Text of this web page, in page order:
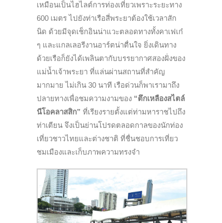
เหมือนเป็นไฮไลต์การท่องเที่ยวเพราะระยะทาง
600 เมตร ไปยังท่าเรือสี่พระยาต้องใช้เวลาสัก
นิด ด้วยมีจุดเช็กอินน่าแวะตลอดทางทั้งคาเฟเก๋
ๆ และแกลเลอรีงานอาร์ตน่าตื่นใจ ยิ่งเดินทาง
ด้วยเรือก็ยังได้เพลินตากับบรรยากาศสองฝั่งของ
แม่น้ำเจ้าพระยา ที่แล่นผ่านสถานที่สำคัญ
มากมาย ไม่เกิน 30 นาที เรือด่วนก็พาเรามาถึง
ปลายทางเพื่อชมความงามของ “ตึกเหลืองสไตล์
นีโอคลาสสิก” ที่เรียงรายตั้งแต่ท่ามหาราชไปถึง
ท่าเตียน จึงเป็นย่านโปรดตลอดกาลของนักท่อง
เที่ยวชาวไทยและต่างชาติ ที่ชื่นชอบการเที่ยว
ชมเมืองและเก็บภาพความทรงจำ